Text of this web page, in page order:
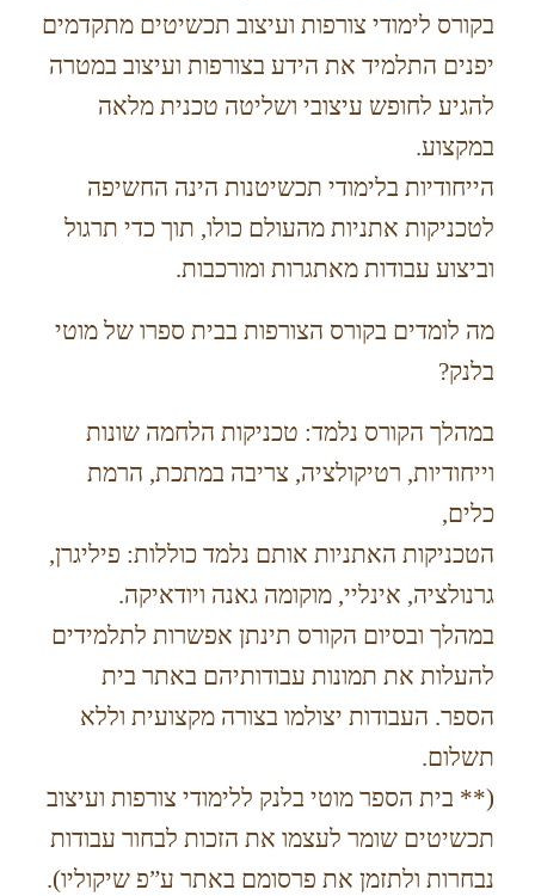
בקורס לימודי צורפות ועיצוב תכשיטים מתקדמים
יפנים התלמיד את הידע בצורפות ועיצוב במטרה
להגיע לחופש עיצובי ושליטה טכנית מלאה
במקצוע.
הייחודיות בלימודי תכשיטנות הינה החשיפה
לטכניקות אתניות מהעולם כולו, תוך כדי תרגול
וביצוע עבודות מאתגרות ומורכבות.
מה לומדים בקורס הצורפות בבית ספרו של מוטי
בלנק?
במהלך הקורס נלמד: טכניקות הלחמה שונות
וייחודיות, רטיקולציה, צריבה במתכת, הרמת
כלים,
הטכניקות האתניות אותם נלמד כוללות: פיליגרן,
גרנולציה, אינליי, מוקומה גאנה ויודאיקה.
במהלך ובסיום הקורס תינתן אפשרות לתלמידים
להעלות את תמונות עבודותיהם באתר בית
הספר. העבודות יצולמו בצורה מקצועית וללא
תשלום.
(** בית הספר מוטי בלנק ללימודי צורפות ועיצוב
תכשיטים שומר לעצמו את הזכות לבחור עבודות
נבחרות ולתזמן את פרסומם באתר ע”פ שיקוליו).